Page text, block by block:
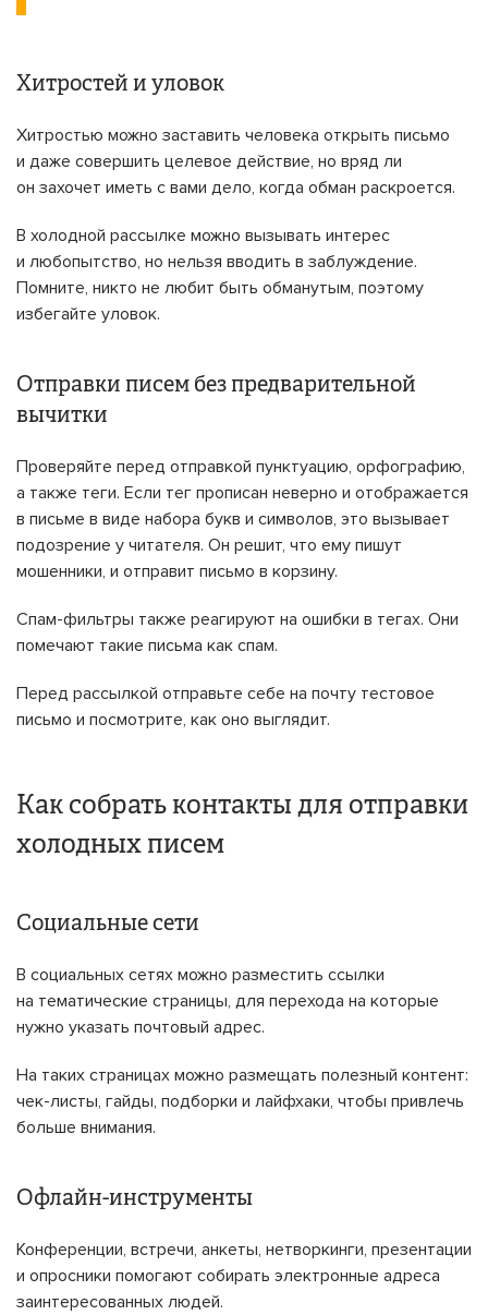
Хитростей и уловок
Хитростью можно заставить человека открыть письмо
и даже совершить целевое действие, но вряд ли
он захочет иметь с вами дело, когда обман раскроется.
В холодной рассылке можно вызывать интерес
и любопытство, но нельзя вводить в заблуждение.
Помните, никто не любит быть обманутым, поэтому
избегайте уловок.
Отправки писем без предварительной
вычитки
Проверяйте перед отправкой пунктуацию, орфографию,
а также теги. Если тег прописан неверно и отображается
в письме в виде набора букв и символов, это вызывает
подозрение у читателя. Он решит, что ему пишут
мошенники, и отправит письмо в корзину.
Спам-фильтры также реагируют на ошибки в тегах. Они
помечают такие письма как спам.
Перед рассылкой отправьте себе на почту тестовое
письмо и посмотрите, как оно выглядит.
Как собрать контакты для отправки
холодных писем
Социальные сети
В социальных сетях можно разместить ссылки
на тематические страницы, для перехода на которые
нужно указать почтовый адрес.
На таких страницах можно размещать полезный контент:
чек-листы, гайды, подборки и лайфхаки, чтобы привлечь
больше внимания.
Офлайн-инструменты
Конференции, встречи, анкеты, нетворкинги, презентации
и опросники помогают собирать электронные адреса
заинтересованных людей.